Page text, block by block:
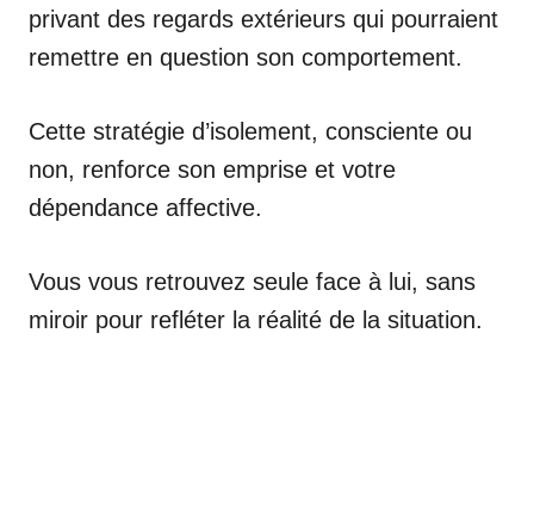
privant des regards extérieurs qui pourraient
remettre en question son comportement.
Cette stratégie d’isolement, consciente ou
non, renforce son emprise et votre
dépendance affective.
Vous vous retrouvez seule face à lui, sans
miroir pour refléter la réalité de la situation.